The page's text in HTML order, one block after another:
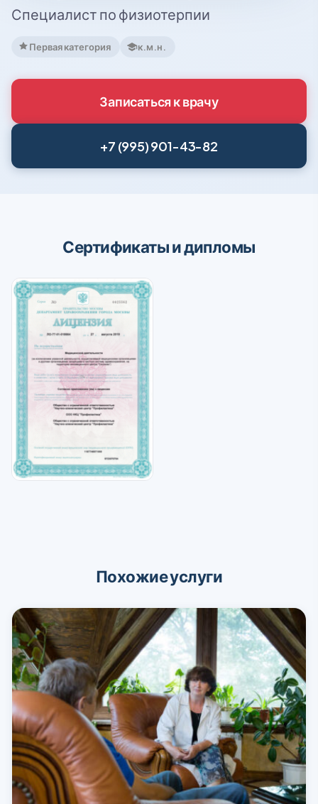
Специалист по физиотерпии
Первая категория к.м.н.
Записаться к врачу
+7 (995) 901-43-82
Сертификаты и дипломы
Похожие услуги